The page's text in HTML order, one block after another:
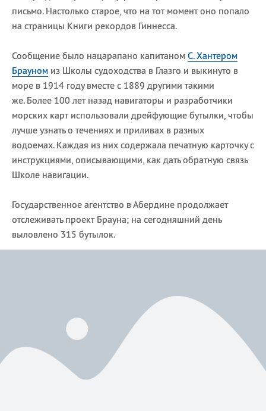
письмо. Настолько старое, что на тот момент оно попало
на страницы Книги рекордов Гиннесса.
Сообщение было нацарапано капитаном C. Хантером
Брауном из Школы судоходства в Глазго и выкинуто в
море в 1914 году вместе с 1889 другими такими
же. Более 100 лет назад навигаторы и разработчики
морских карт использовали дрейфующие бутылки, чтобы
лучше узнать о течениях и приливах в разных
водоемах. Каждая из них содержала печатную карточку с
инструкциями, описывающими, как дать обратную связь
Школе навигации.
Государственное агентство в Абердине продолжает
отслеживать проект Брауна; на сегодняшний день
выловлено 315 бутылок.